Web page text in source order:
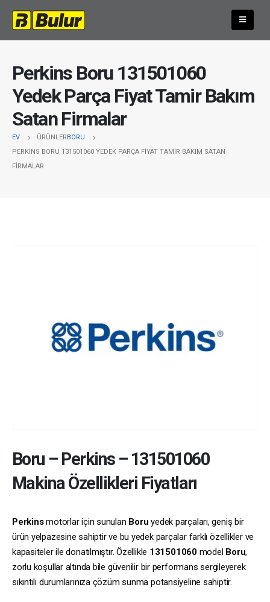
Perkins Boru 131501060
Yedek Parça Fiyat Tamir Bakım
Satan Firmalar
EV ÜRÜNLERBORU
PERKINS BORU 131501060 YEDEK PARÇA FIYAT TAMIR BAKIM SATAN
FIRMALAR
Boru – Perkins– 131501060
Makina Özellikleri Fiyatları
Perkinsmotorlar için sunulan Boru yedek parçaları, geniş bir
ürün yelpazesine sahiptir ve bu yedek parçalar farklı özellikler ve
kapasiteler ile donatılmıştır. Özellikle 131501060model Boru,
zorlu koşullar altında bile güvenilir bir performans sergileyerek
sıkıntılı durumlarınıza çözüm sunma potansiyeline sahiptir.